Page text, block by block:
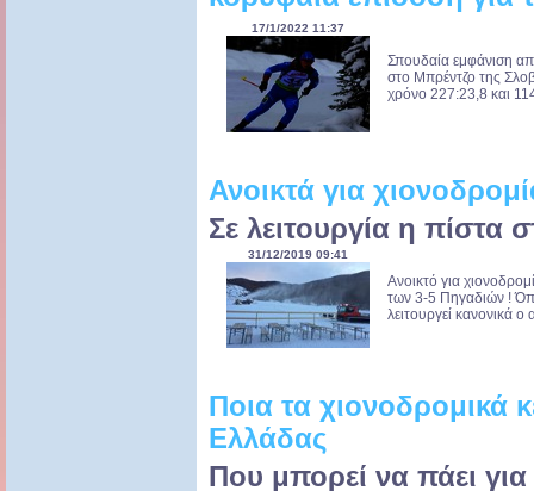
17/1/2022 11:37
Σπουδαία εμφάνιση
στο Μπρέντζο της
χρόνο 227:23,8 και
Ανοικτά για
Σε λειτουργία η πίστα
31/12/2019 09:41
Ανοικτό για
των 3-5 Πηγαδιών !
λειτουργεί κανονικά
Ποια τα χιονοδρομικά
Ελλάδας
Που μπορεί να πάει για